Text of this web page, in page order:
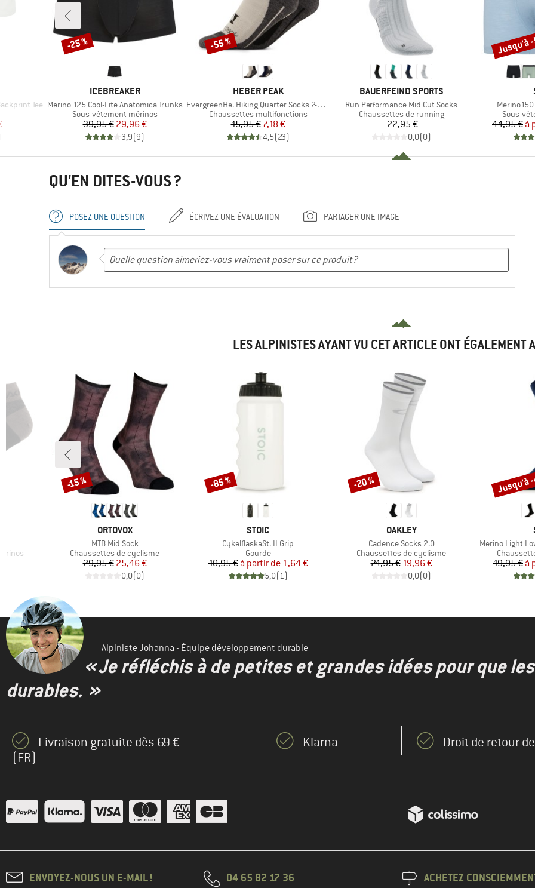
Tee
MARQUE
ICEBREAKER
Article
Merino 125 Cool-Lite Anatomica Trunks
Product group
Sous-vêtement mérinos
Prix
39,95 €Prix réduit
29,96 €
3,9(9)
Remise
-25 %
MARQUE
HEBER PEAK
Article
EvergreenHe. Hiking Quarter Socks 2-Pack
Product group
Chaussettes multifonctions
Prix
15,95 €Prix réduit
7,18 €
4,5(23)
Remise
-55 %
MARQUE
BAUERFEIND SPORTS
Article
Run Performance Mid Cut Socks
Product group
Chaussettes de running
Prix
22,95 €
0,0(0)
Article
Product
Sous-
44,95 € à
Remise
Jusqu'à
QU'EN DITES-VOUS ?
POSEZ UNE QUESTION ÉCRIVEZ UNE ÉVALUATION PARTAGER UNE IMAGE
LES ALPINISTES AYANT VU CET ARTICLE ONT ÉGALEMENT
MARQUE
ORTOVOX
Article
MTB Mid Sock
Product group
Chaussettes de cyclisme
Prix
29,95 €Prix réduit
25,46 €
0,0(0)
Remise
-15 %
MARQUE
STOIC
Article
CykelflaskaSt. II Grip
Product group
Gourde
Prix
10,95 € Prix réduit
à partir de 1,64 €
5,0(1)
Remise
-85 %
MARQUE
OAKLEY
Article
Cadence Socks 2.0
Product group
Chaussettes de cyclisme
Prix
24,95 €Prix réduit
19,96 €
0,0(0)
Remise
-20 %
Article
Merino Light
Product
19,95 € à
Remise
Jusqu'à
Alpiniste Johanna - Équipe développement durable
« Je réfléchis à de petites et grandes idées pour que
durables. »
Livraison gratuite dès 69 €
(FR)
Klarna Droit de retour
ENVOYEZ-NOUS UN E-MAIL ! 04 65 82 17 36 ACHETEZ